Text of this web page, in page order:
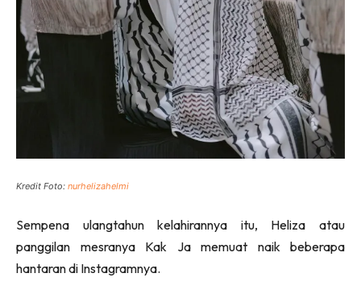
Kredit Foto: nurhelizahelmi
Sempena ulangtahun kelahirannya itu, Heliza atau
panggilan mesranya Kak Ja memuat naik beberapa
hantaran di Instagramnya.